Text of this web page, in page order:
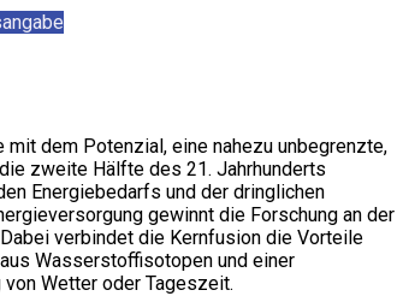
dem Potenzial, eine nahezu unbegrenzte,
zweite Hälfte des 21. Jahrhunderts
Energiebedarfs und der dringlichen
gewinnt die Forschung an der
verbindet die Kernfusion die Vorteile
Wasserstoffisotopen und einer
Wetter oder Tageszeit.